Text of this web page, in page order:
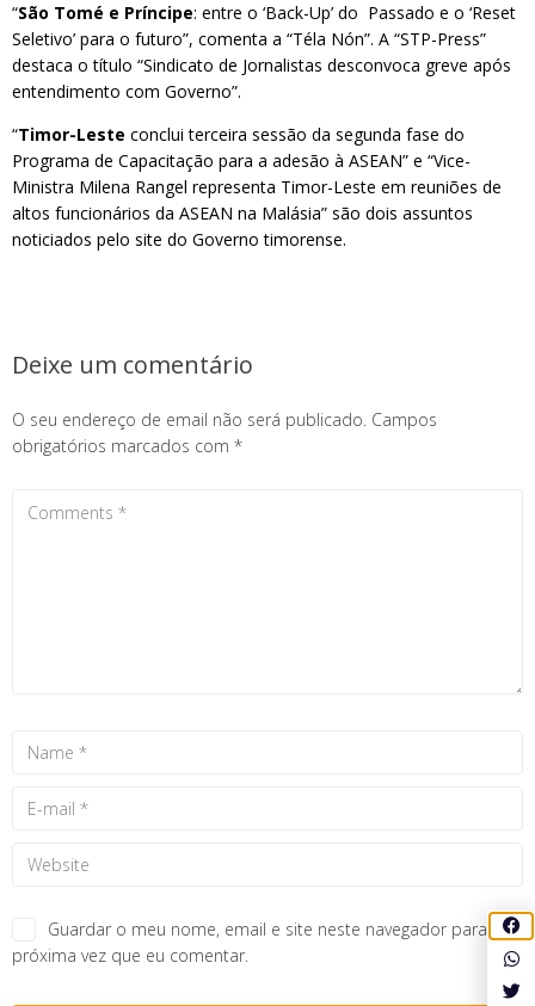
“São Tomé e Príncipe: entre o ‘Back-Up’ do Passado e o ‘Reset
Seletivo’ para o futuro”, comenta a “Téla Nón”. A “STP-Press”
destaca o título “Sindicato de Jornalistas desconvoca greve após
entendimento com Governo”.
“Timor-Leste conclui terceira sessão da segunda fase do
Programa de Capacitação para a adesão à ASEAN” e “Vice-
Ministra Milena Rangel representa Timor-Leste em reuniões de
altos funcionários da ASEAN na Malásia” são dois assuntos
noticiados pelo site do Governo timorense.
Deixe um comentário
O seu endereço de email não será publicado. Campos
obrigatórios marcados com *
Guardar o meu nome, email e site neste navegador para a
próxima vez que eu comentar.